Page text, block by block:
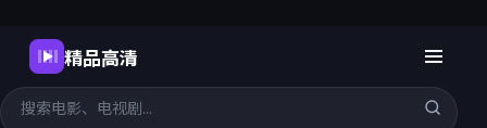
精品高清